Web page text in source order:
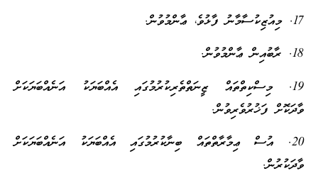
17. މިއުޒިކުސާމާނު ފާޅުވެ، ޢާންމުވުން.
18. ރާބުއިން ޢާންމުވުން.
19. މިސްކިތްތައް ޒީނަތްތެރިކުރުމުގައި އެއްބަޔަކު އަނެއްބަޔަކަށް
ވާދަކޮށް ފަޚުރުވެރިވުން.
20. އުސް ޢިމާރާތްތައް ބިނާކުރުމުގައި އެއްބަޔަކު އަނެއްބަޔަކަށް
ވާދަކުރުން.